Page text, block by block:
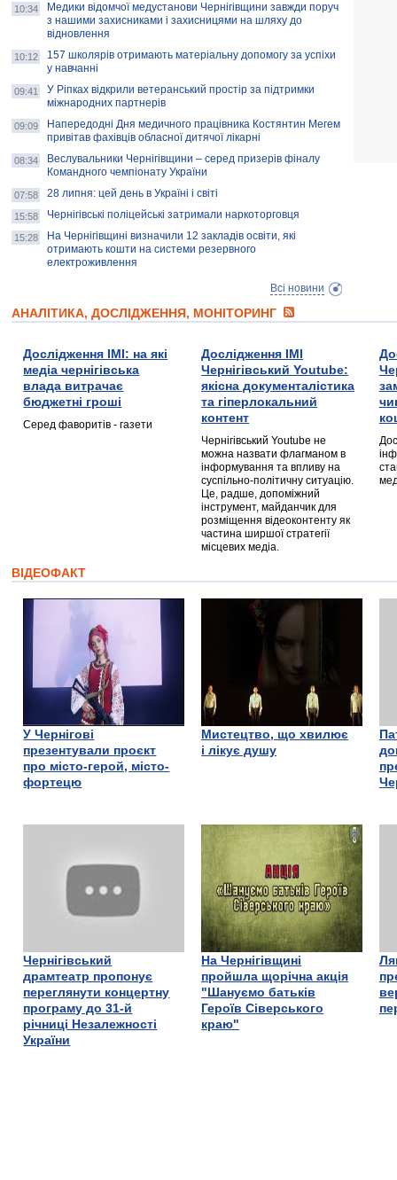
10:34
Медики відомчої медустанови Чернігівщини завжди поруч
з нашими захисниками і захисницями на шляху до
відновлення
10:12
157 школярів отримають матеріальну допомогу за успіхи
у навчанні
09:41
У Ріпках відкрили ветеранський простір за підтримки
міжнародних партнерів
09:09
Напередодні Дня медичного працівника Костянтин Мегем
привітав фахівців обласної дитячої лікарні
08:34
Веслувальники Чернігівщини – серед призерів фіналу
Командного чемпіонату України
07:58 28 липня: цей день в Україні і світі
15:58 Чернігівські поліцейські затримали наркоторговця
15:28
На Чернігівщині визначили 12 закладів освіти, які
отримають кошти на системи резервного
електроживлення
Всі новини
АНАЛІТИКА, ДОСЛІДЖЕННЯ, МОНІТОРИНГ
Дослідження ІМІ: на які
медіа чернігівська
влада витрачає
бюджетні гроші
Серед фаворитів - газети
Дослідження ІМІ
Чернігівський Youtube:
якісна документалістика
та гіперлокальний
контент
Чернігівський Youtube не
можна назвати флагманом в
інформування та впливу на
суспільно-політичну ситуацію.
Це, радше, допоміжний
інструмент, майданчик для
розміщення відеоконтенту як
частина ширшої стратегії
місцевих медіа.
ВІДЕОФАКТ
У Чернігові
презентували проєкт
про місто-герой, місто-
фортецю
Мистецтво, що хвилює
і лікує душу
Чернігівський
драмтеатр пропонує
переглянути концертну
програму до 31-й
річниці Незалежності
України
На Чернігівщині
пройшла щорічна акція
"Шануємо батьків
Героїв Сіверського
краю"